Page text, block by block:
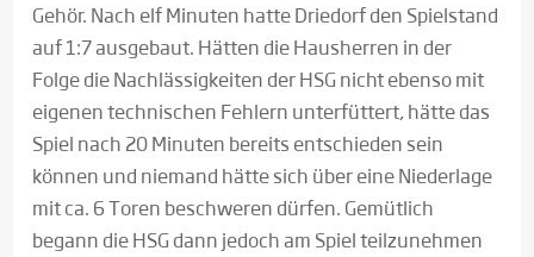
Gehör. Nach elf Minuten hatte Driedorf den Spielstand
auf 1:7 ausgebaut. Hätten die Hausherren in der
Folge die Nachlässigkeiten der HSG nicht ebenso mit
eigenen technischen Fehlern unterfüttert, hätte das
Spiel nach 20 Minuten bereits entschieden sein
können und niemand hätte sich über eine Niederlage
mit ca. 6 Toren beschweren dürfen. Gemütlich
begann die HSG dann jedoch am Spiel teilzunehmen